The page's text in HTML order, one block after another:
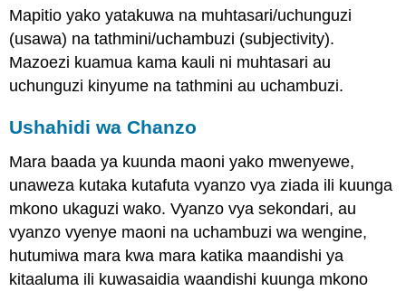
Mapitio yako yatakuwa na muhtasari/uchunguzi
(usawa) na tathmini/uchambuzi (subjectivity).
Mazoezi kuamua kama kauli ni muhtasari au
uchunguzi kinyume na tathmini au uchambuzi.
Ushahidi wa Chanzo
Mara baada ya kuunda maoni yako mwenyewe,
unaweza kutaka kutafuta vyanzo vya ziada ili kuunga
mkono ukaguzi wako. Vyanzo vya sekondari, au
vyanzo vyenye maoni na uchambuzi wa wengine,
hutumiwa mara kwa mara katika maandishi ya
kitaaluma ili kuwasaidia waandishi kuunga mkono